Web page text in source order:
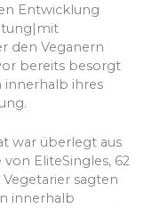
Entwicklung
den Veganern
bereits besorgt
innerhalb ihres
war überlegt aus
von EliteSingles, 62
sagten
innerhalb